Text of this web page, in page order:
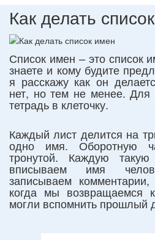
Как делать
Список имен – это список
знаете и кому будите
я расскажу как он
нет, но тем не менее. Для
тетрадь в клеточку.
Каждый лист делится на
одно имя. Оборотную
тронутой. Каждую
вписываем имя
записываем
когда мы возвращаемся
могли вспомнить прошлый